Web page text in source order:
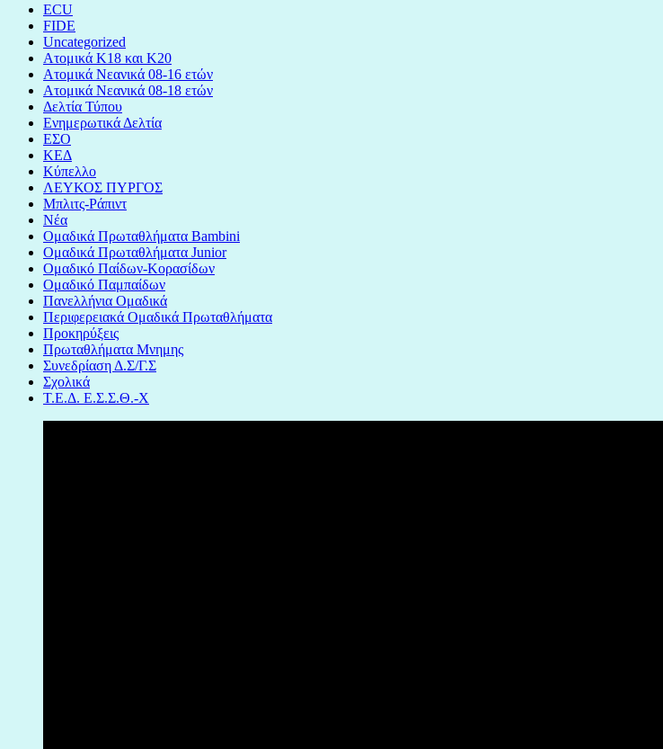
ECU
FIDE
Uncategorized
Ατομικά Κ18 και Κ20
Ατομικά Νεανικά 08-16 ετών
Ατομικά Νεανικά 08-18 ετών
Δελτία Τύπου
Ενημερωτικά Δελτία
ΕΣΟ
ΚΕΔ
Κύπελλο
ΛΕΥΚΟΣ ΠΥΡΓΟΣ
Μπλιτς-Ράπιντ
Νέα
Ομαδικά Πρωταθλήματα Bambini
Ομαδικά Πρωταθλήματα Junior
Ομαδικό Παίδων-Κορασίδων
Ομαδικό Παμπαίδων
Πανελλήνια Ομαδικά
Περιφερειακά Ομαδικά Πρωταθλήματα
Προκηρύξεις
Πρωταθλήματα Μνημης
Συνεδρίαση Δ.Σ/Γ.Σ
Σχολικά
Τ.Ε.Δ. Ε.Σ.Σ.Θ.-Χ